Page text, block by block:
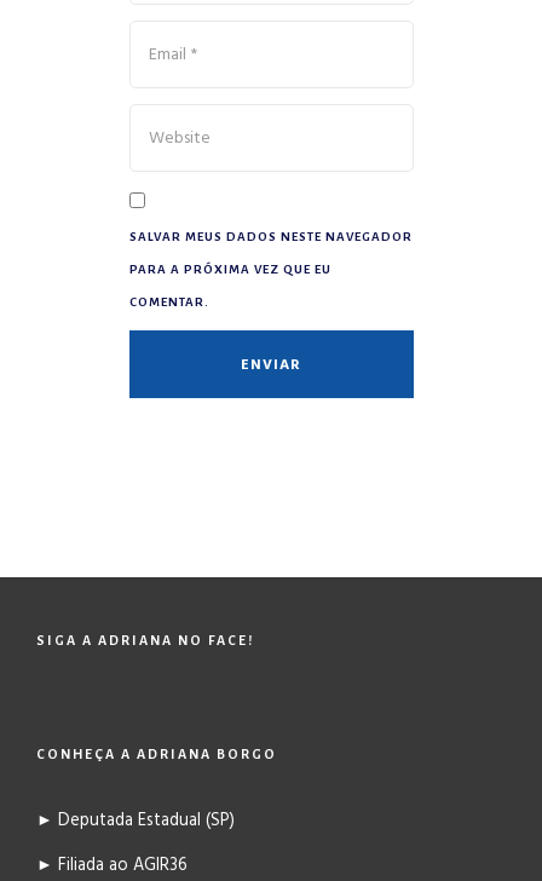
SALVAR MEUS DADOS NESTE NAVEGADOR
PARA A PRÓXIMA VEZ QUE EU
COMENTAR.
SIGA A ADRIANA NO FACE!
CONHEÇA A ADRIANA BORGO
► Deputada Estadual (SP)
► Filiada ao AGIR36